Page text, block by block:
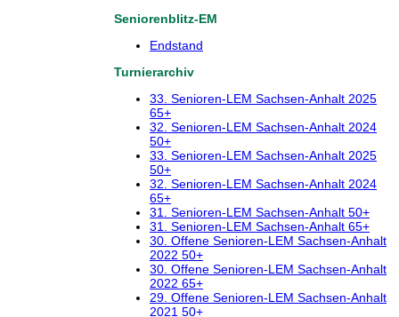
Seniorenblitz-EM
Endstand
Turnierarchiv
33. Senioren-LEM Sachsen-Anhalt 2025
65+
32. Senioren-LEM Sachsen-Anhalt 2024
50+
33. Senioren-LEM Sachsen-Anhalt 2025
50+
32. Senioren-LEM Sachsen-Anhalt 2024
65+
31. Senioren-LEM Sachsen-Anhalt 50+
31. Senioren-LEM Sachsen-Anhalt 65+
30. Offene Senioren-LEM Sachsen-Anhalt
2022 50+
30. Offene Senioren-LEM Sachsen-Anhalt
2022 65+
29. Offene Senioren-LEM Sachsen-Anhalt
2021 50+